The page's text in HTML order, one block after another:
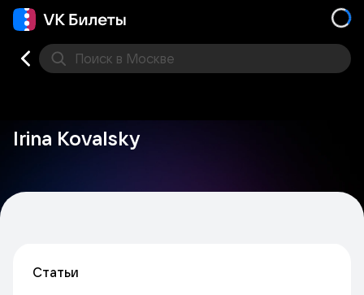
Поиск в Москве
Irina Kovalsky
Статьи